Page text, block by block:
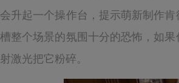
会升起一个操作台，提示萌新制作
槽整个场景的氛围十分的恐怖，如
射激光把它粉碎。